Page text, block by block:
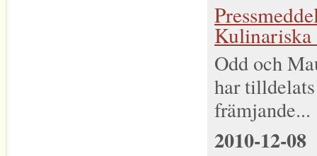
Kulinariska
Odd och
har
främjande...
2010-12-08